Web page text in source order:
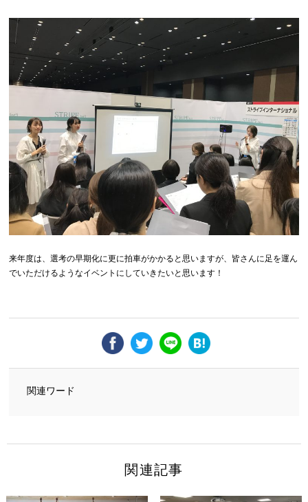
来年度は、選考の早期化に更に拍車がかかると思いますが、皆さんに足を運ん
でいただけるようなイベントにしていきたいと思います！
関連ワード
関連記事